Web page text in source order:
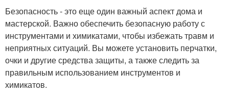
Безопасность - это еще один важный аспект дома и
мастерской. Важно обеспечить безопасную работу с
инструментами и химикатами, чтобы избежать травм и
неприятных ситуаций. Вы можете установить перчатки,
очки и другие средства защиты, а также следить за
правильным использованием инструментов и
химикатов.